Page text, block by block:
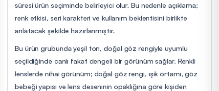
süresi ürün seçiminde belirleyici olur. Bu nedenle açıklama;
renk etkisi, seri karakteri ve kullanım beklentisini birlikte
anlatacak şekilde hazırlanmıştır.
Bu ürün grubunda yeşil ton, doğal göz rengiyle uyumlu
seçildiğinde canlı fakat dengeli bir görünüm sağlar. Renkli
lenslerde nihai görünüm; doğal göz rengi, ışık ortamı, göz
bebeği yapısı ve lens deseninin opaklığına göre kişiden